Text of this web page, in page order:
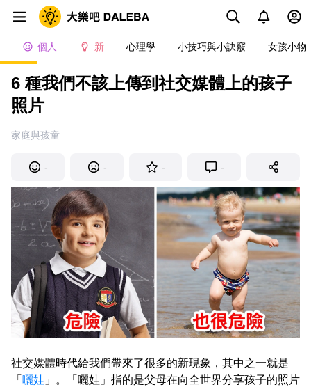
個人 新 心理學 小技巧與小訣竅 女孩小物
6 種我們不該上傳到社交媒體上的孩子
照片
家庭與孩童
- - - -
社交媒體時代給我們帶來了很多的新現象，其中之一就是
「 曬娃 」。「曬娃」指的是父母在向全世界分享孩子的照片